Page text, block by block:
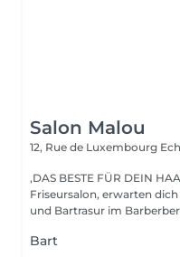
Salon Malou
12, Rue de Luxembourg
,DAS BESTE FÜR DEIN HAAR'' Bei einem Besuch in
Friseursalon, erwarten
und Bartrasur im
Bart